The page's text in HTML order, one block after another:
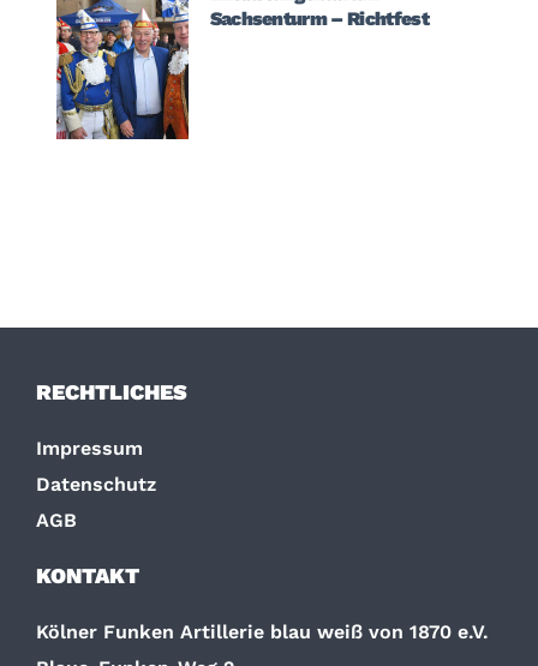
Sachsenturm – Richtfest
RECHTLICHES
Impressum
Datenschutz
AGB
KONTAKT
Kölner Funken Artillerie blau weiß von 1870 e.V.